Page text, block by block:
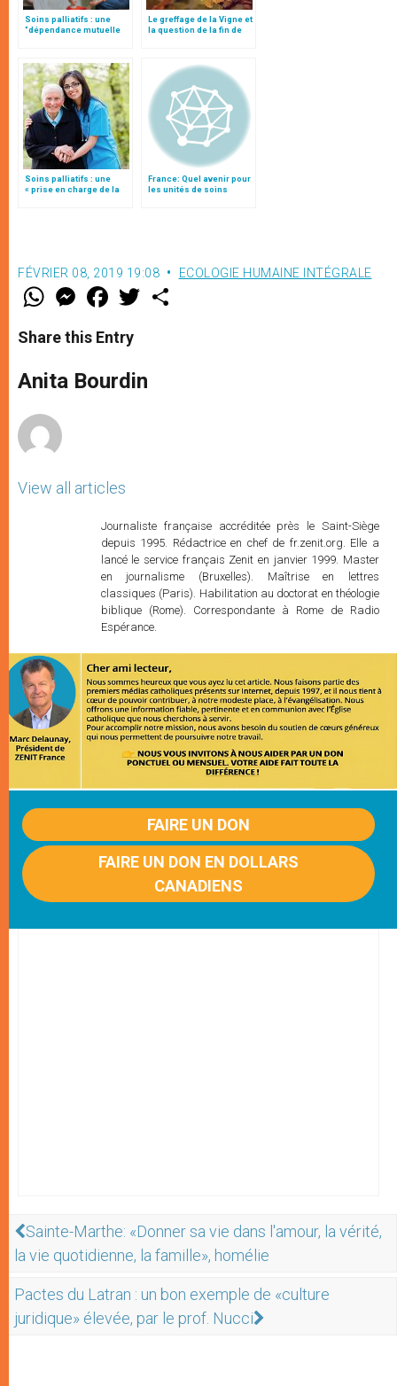
Soins palliatifs : une
"dépendance mutuelle
Le greffage de la Vigne et
la question de la fin de
Soins palliatifs : une
« prise en charge de la
France: Quel avenir pour
les unités de soins
FÉVRIER 08, 2019 19:08 ECOLOGIE HUMAINE INTÉGRALE
W
t
s
p
p
M
e
s
e
g
e
F
a
e
b
o
k
w
r
Share this Entry
Anita Bourdin
View all articles
Journaliste française accréditée près le Saint-Siège
depuis 1995. Rédactrice en chef de fr.zenit.org. Elle a
lancé le service français Zenit en janvier 1999. Master
en journalisme (Bruxelles). Maîtrise en lettres
classiques (Paris). Habilitation au doctorat en théologie
biblique (Rome). Correspondante à Rome de Radio
Espérance.
FAIRE UN DON
FAIRE UN DON EN DOLLARS
CANADIENS
Sainte-Marthe: «Donner sa vie dans l'amour, la vérité,
la vie quotidienne, la famille», homélie
Pactes du Latran : un bon exemple de «culture
juridique» élevée, par le prof. Nucci